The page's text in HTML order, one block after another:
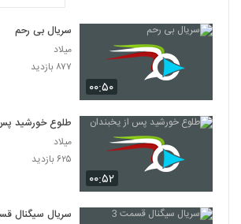
21
قسمت 14
چهاردهم انلاین
قسمت چهاردهم سریال
چهارده - HD انلاین
۶۲۱ بازدید
۰۰:۵۰
سریال بی رحم
میلاد
۸۷۷ بازدید
۰۰:۵۲
طلوع خورشید
میلاد
۶۲۵ بازدید
سریال سیگنال